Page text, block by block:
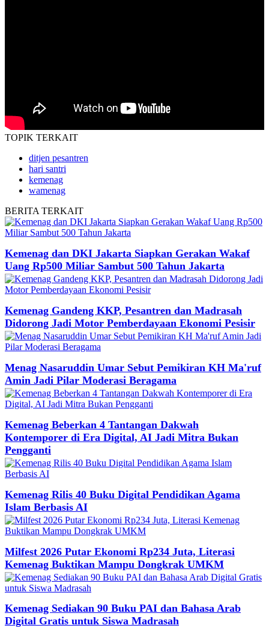
TOPIK TERKAIT
ditjen pesantren
hari santri
kemenag
wamenag
BERITA TERKAIT
Kemenag dan DKI Jakarta Siapkan Gerakan Wakaf
Uang Rp500 Miliar Sambut 500 Tahun Jakarta
Kemenag Gandeng KKP, Pesantren dan Madrasah
Didorong Jadi Motor Pemberdayaan Ekonomi Pesisir
Menag Nasaruddin Umar Sebut Pemikiran KH Ma'ruf
Amin Jadi Pilar Moderasi Beragama
Kemenag Beberkan 4 Tantangan Dakwah
Kontemporer di Era Digital, AI Jadi Mitra Bukan
Pengganti
Kemenag Rilis 40 Buku Digital Pendidikan Agama
Islam Berbasis AI
Milfest 2026 Putar Ekonomi Rp234 Juta, Literasi
Kemenag Buktikan Mampu Dongkrak UMKM
Kemenag Sediakan 90 Buku PAI dan Bahasa Arab
Digital Gratis untuk Siswa Madrasah